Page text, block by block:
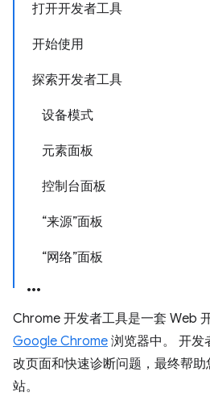
打开开发者工具
开始使用
探索开发者工具
设备模式
元素面板
控制台面板
“来源”面板
“网络”面板
Chrome 开发者工具是一套 Web
Google Chrome 浏览器中。 开发
改页面和快速诊断问题，最终帮
站。